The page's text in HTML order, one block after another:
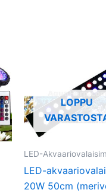
LOPPU
LED-
LED-
20W 50cm